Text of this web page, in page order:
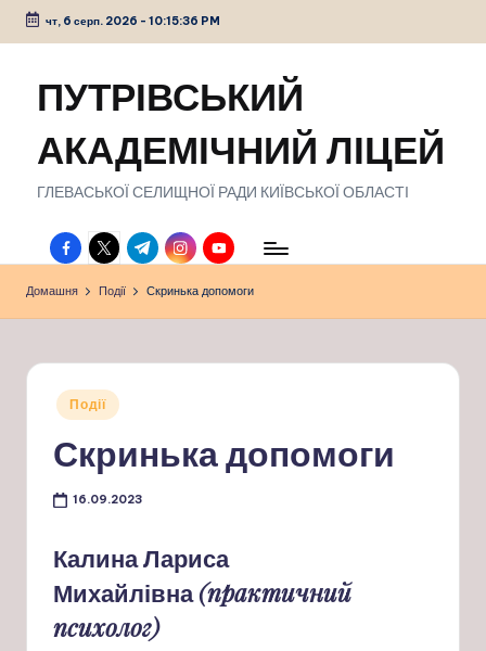
Перейти
чт, 6 серп. 2026 - 10:15:37 PM
ПУТРІВСЬКИЙ
АКАДЕМІЧНИЙ ЛІЦЕЙ
ГЛЕВАСЬКОЇ СЕЛИЩНОЇ РАДИ КИЇВСЬКОЇ ОБЛАСТІ
facebook.com
twitter.com
t.me instagram.com
youtube.com
Домашня Події Скринька допомоги
Опубліковано
Події
Скринька допомоги
16.09.2023
Калина Лариса
Михайлівна(практичний
психолог)